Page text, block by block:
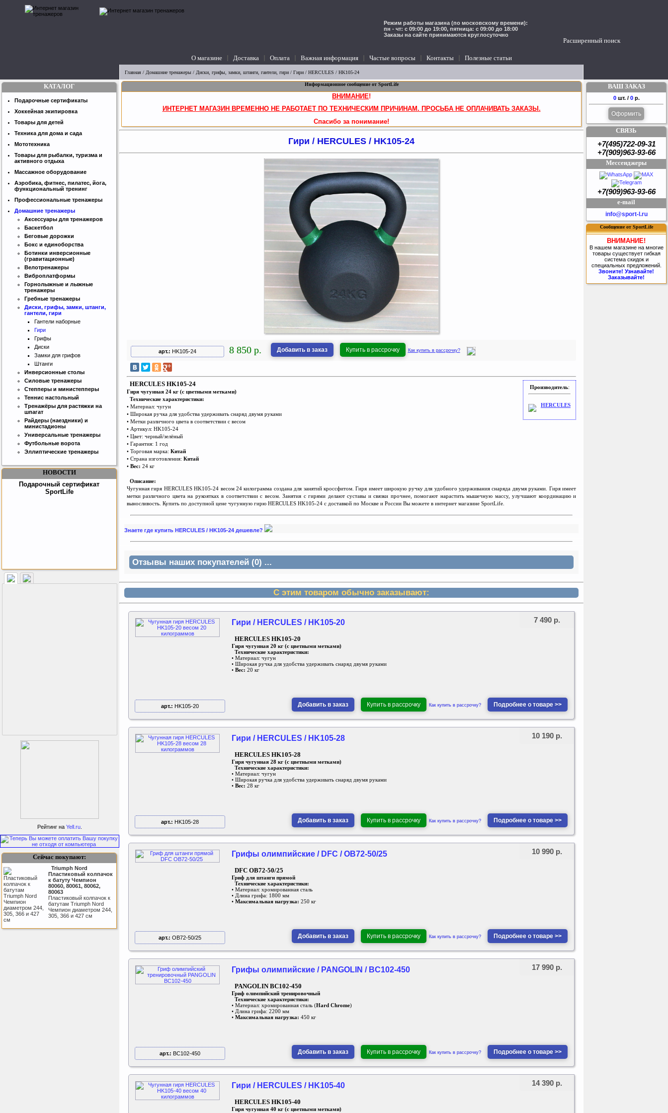
Расширенный поиск
Режим работы магазина (по московскому времени):
пн - чт: с 09:00 до 19:00, пятница: с 09:00 до 18:00
Заказы на сайте принимаются круглосуточно
О магазине Доставка Оплата Важная информация Частые вопросы Контакты Полезные статьи
Главная / Домашние тренажеры / Диски, грифы, замки, штанги, гантели, гири / Гири / HERCULES / HK105-24
Информационное сообщение от SportLife
ВНИМАНИЕ!
ИНТЕРНЕТ МАГАЗИН ВРЕМЕННО НЕ РАБОТАЕТ ПО ТЕХНИЧЕСКИМ ПРИЧИНАМ. ПРОСЬБА НЕ ОПЛАЧИВАТЬ ЗАКАЗЫ.
Спасибо за понимание!
Гири / HERCULES / HK105-24
арт.: HK105-24 8 850 р. Добавить в заказ Купить в рассрочку Как купить в рассрочку?
Производитель:
HERCULES
HERCULES HK105-24
Гиря чугунная 24 кг (с цветными метками)
Технические характеристики:
• Материал: чугун
• Широкая ручка для удобства удерживать снаряд двумя руками
• Метки различного цвета в соответствии с весом
• Артикул: HK105-24
• Цвет: черный/зелёный
• Гарантия: 1 год
• Торговая марка: Китай
• Страна изготовления: Китай
• Вес: 24 кг
Описание:
Чугунная гиря HERCULES HK105-24 весом 24 килограмма создана для занятий кроссфитом. Гиря имеет широкую ручку для удобного удерживания снаряда двумя руками. Гиря имеет
метки различного цвета на рукоятках в соответствии с весом. Занятия с гирями делают суставы и связки прочнее, помогают нарастить мышечную массу, улучшают координацию и
выносливость. Купить по доступной цене чугунную гирю HERCULES HK105-24 с доставкой по Москве и России Вы можете в интернет магазине SportLife.
Знаете где купить HERCULES / HK105-24 дешевле?
Отзывы наших покупателей (0) ...
С этим товаром обычно заказывают:
Гири / HERCULES / HK105-20
HERCULES HK105-20
Гиря чугунная 20 кг (с цветными метками)
Технические характеристики:
• Материал: чугун
• Широкая ручка для удобства удерживать снаряд двумя руками
• Вес: 20 кг
арт.: HK105-20 Добавить в заказ Купить в рассрочку Как купить в рассрочку? Подробнее о товаре >>
7 490 р.
Гири / HERCULES / HK105-28
HERCULES HK105-28
Гиря чугунная 28 кг (с цветными метками)
Технические характеристики:
• Материал: чугун
• Широкая ручка для удобства удерживать снаряд двумя руками
• Вес: 28 кг
арт.: HK105-28 Добавить в заказ Купить в рассрочку Как купить в рассрочку? Подробнее о товаре >>
10 190 р.
Грифы олимпийские / DFC / OB72-50/25
DFC OB72-50/25
Гриф для штанги прямой
Технические характеристики:
• Материал: хромированная сталь
• Длина грифа: 1800 мм
• Максимальная нагрузка: 250 кг
арт.: OB72-50/25 Добавить в заказ Купить в рассрочку Как купить в рассрочку? Подробнее о товаре >>
10 990 р.
Грифы олимпийские / PANGOLIN / BC102-450
PANGOLIN BC102-450
Гриф олимпийский тренировочный
Технические характеристики:
• Материал: хромированная сталь (Hard Chrome)
• Длина грифа: 2200 мм
• Максимальная нагрузка: 450 кг
арт.: BC102-450 Добавить в заказ Купить в рассрочку Как купить в рассрочку? Подробнее о товаре >>
17 990 р.
Гири / HERCULES / HK105-40
HERCULES HK105-40
Гиря чугунная 40 кг (с цветными метками)
14 390 р.
КАТАЛОГ
Подарочные сертификаты
Хоккейная экипировка
Товары для детей
Техника для дома и сада
Мототехника
Товары для рыбалки, туризма и
активного отдыха
Массажное оборудование
Аэробика, фитнес, пилатес, йога,
функциональный тренинг
Профессиональные тренажеры
Домашние тренажеры
Аксессуары для тренажеров
Баскетбол
Беговые дорожки
Бокс и единоборства
Ботинки инверсионные
(гравитационные)
Велотренажеры
Виброплатформы
Горнолыжные и лыжные
тренажеры
Гребные тренажеры
Диски, грифы, замки, штанги,
гантели, гири
Гантели наборные
Гири
Грифы
Диски
Замки для грифов
Штанги
Инверсионные столы
Силовые тренажеры
Степперы и министепперы
Теннис настольный
Тренажёры для растяжки на
шпагат
Райдеры (наездники) и
министадионы
Универсальные тренажеры
Футбольные ворота
Эллиптические тренажеры
НОВОСТИ
Интернет магазин SportLife
Работаем на рынке спортивных
товаров с 2008 года!
Бесплатная сборка и доставка
товара!
Подарочный сертификат
SportLife
Как заставить женщину
заниматся спортом?
Рейтинг на Yell.ru
Сейчас покупают:
батута 3,05м (Т-
коннектор)
Каркас батута Sport Elite
диаметром 3,05 метра
(10FT)
Triumph Nord
Пластиковый колпачок
к батуту Чемпион
80060, 80061, 80062,
80063
Пластиковый колпачок к
батутам Triumph Nord
Чемпион диаметром 244,
305, 366 и 427 см
ВАШ ЗАКАЗ
0 шт. / 0 р.
Оформить
СВЯЗЬ
+7(495)722-09-31
+7(909)963-93-66
Мессенджеры
+7(909)963-93-66
e-mail
info@sport-l.ru
Сообщение от SportLife
ВНИМАНИЕ!
В нашем магазине на многие
товары существует гибкая
система скидок и
специальных предложений.
Звоните! Узнавайте!
Заказывайте!